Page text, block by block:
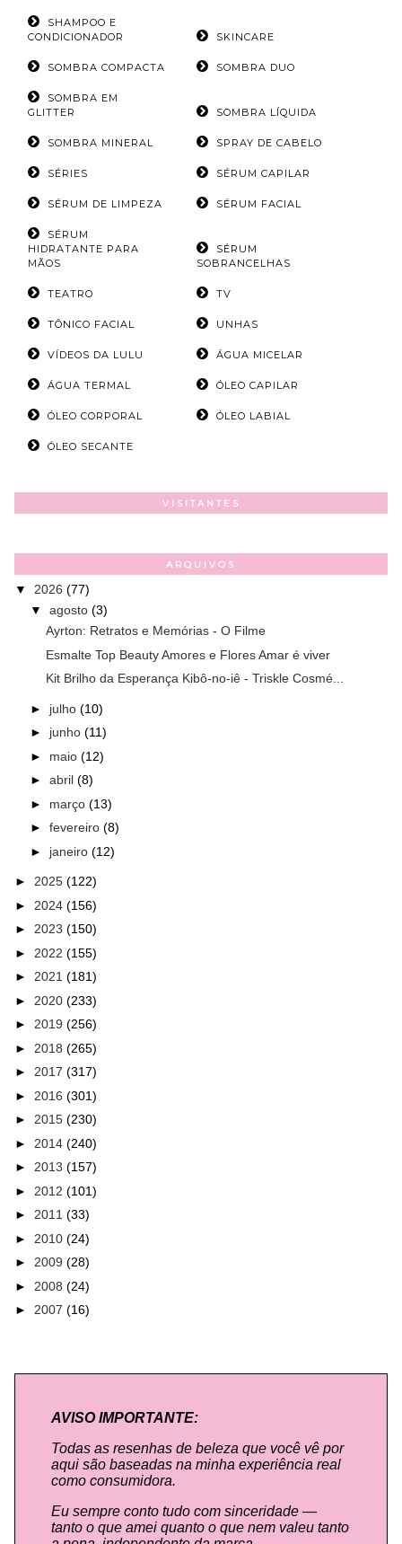
SHAMPOO E
CONDICIONADOR
SKINCARE
SOMBRA COMPACTA SOMBRA DUO
SOMBRA EM
GLITTER
SOMBRA LÍQUIDA
SOMBRA MINERAL SPRAY DE CABELO
SÉRIES SÉRUM CAPILAR
SÉRUM DE LIMPEZA SÉRUM FACIAL
SÉRUM
HIDRATANTE PARA
MÃOS
SÉRUM
SOBRANCELHAS
TEATRO TV
TÔNICO FACIAL UNHAS
VÍDEOS DA LULU ÁGUA MICELAR
ÁGUA TERMAL ÓLEO CAPILAR
ÓLEO CORPORAL ÓLEO LABIAL
ÓLEO SECANTE
VISITANTES
ARQUIVOS
▼ 2026 (77)
▼ agosto (3)
Ayrton: Retratos e Memórias - O Filme
Esmalte Top Beauty Amores e Flores Amar é viver
Kit Brilho da Esperança Kibô-no-iê - Triskle Cosmé...
► julho (10)
► junho (11)
► maio (12)
► abril (8)
► março (13)
► fevereiro (8)
► janeiro (12)
► 2025 (122)
► 2024 (156)
► 2023 (150)
► 2022 (155)
► 2021 (181)
► 2020 (233)
► 2019 (256)
► 2018 (265)
► 2017 (317)
► 2016 (301)
► 2015 (230)
► 2014 (240)
► 2013 (157)
► 2012 (101)
► 2011 (33)
► 2010 (24)
► 2009 (28)
► 2008 (24)
► 2007 (16)
AVISO IMPORTANTE:
Todas as resenhas de beleza que você vê por
aqui são baseadas na minha experiência real
como consumidora.
Eu sempre conto tudo com sinceridade —
tanto o que amei quanto o que nem valeu tanto